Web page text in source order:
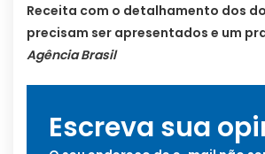
Receita com o detalhamento dos
precisam ser apresentados e um
Agência Brasil
Escreva sua